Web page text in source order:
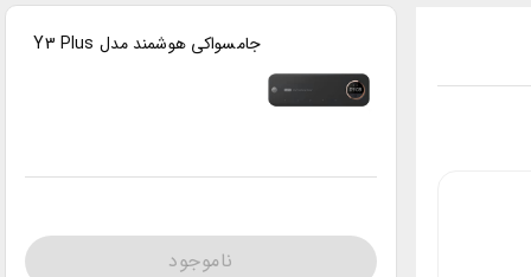
جامسواکی هوشمند مدل Y3 Plus
ناموجود